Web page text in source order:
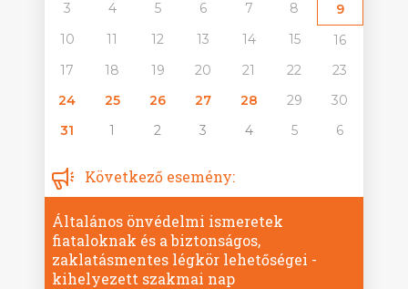
3
4 5 6 7 8
9
10
11 12 13 14 15
16
17
18 19 20 21 22
23
24
25 26 27 28 29
30
31
1 2 3 4 5 6
Következő esemény:
Általános önvédelmi ismeretek
fiataloknak és a biztonságos,
zaklatásmentes légkör lehetőségei -
kihelyezett szakmai nap